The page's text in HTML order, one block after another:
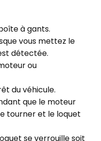
à gants.
vous mettez le
détectée.
ou
du véhicule.
que le moteur
tourner et le loquet
se verrouille soit